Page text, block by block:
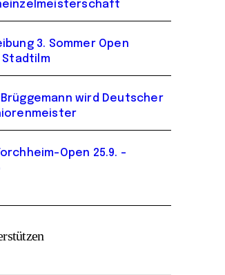
3. Sommer Open
Stadtilm
wird Deutscher
Open 25.9. –